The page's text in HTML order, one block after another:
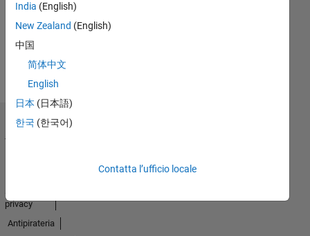
Guarda
tutto
India (English)
New Zealand (English)
中国
简体中文
English
日本 (日本語)
한국 (한국어)
Contatta l’ufficio locale
Centro di
fiducia
privacy
Antipirateria